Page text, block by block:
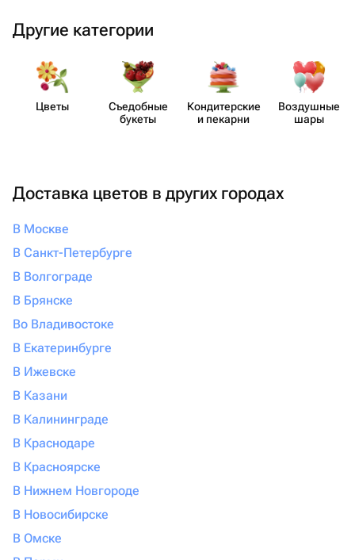
Другие категории
Цветы
Съедобные
букеты
Кондит​ерские
и пекарни
Воздушные
шары
Доставка цветов в других городах
В Москве
В Санкт-Петербурге
В Волгограде
В Брянске
Во Владивостоке
В Екатеринбурге
В Ижевске
В Казани
В Калининграде
В Краснодаре
В Красноярске
В Нижнем Новгороде
В Новосибирске
В Омске